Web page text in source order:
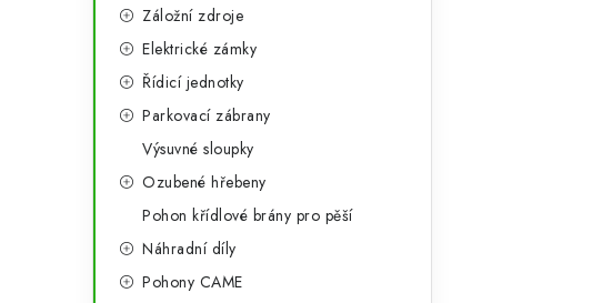
Záložní zdroje
Elektrické zámky
Řídicí jednotky
Parkovací zábrany
Výsuvné sloupky
Ozubené hřebeny
Pohon křídlové brány pro pěší
Náhradní díly
Pohony CAME